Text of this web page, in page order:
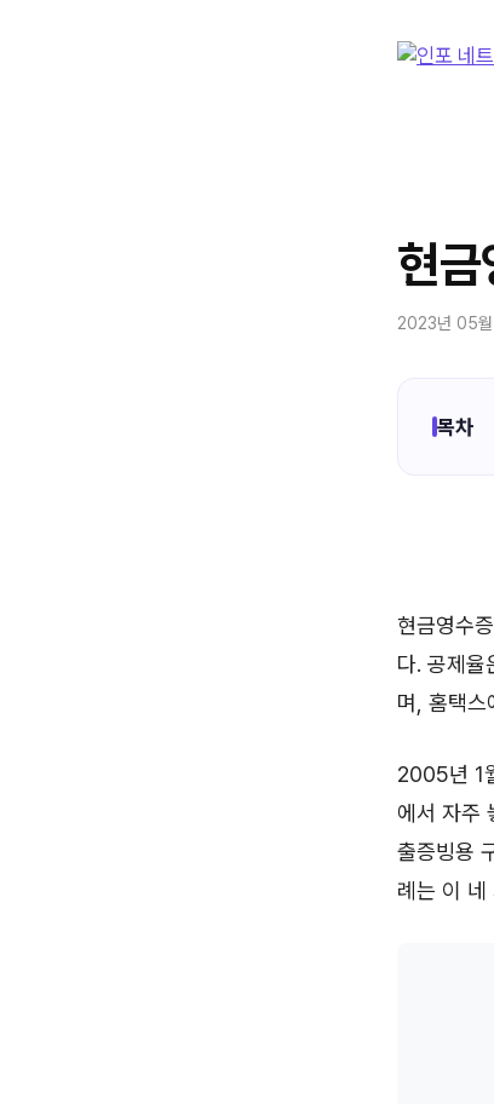
현금
2023년 05
목차
현금영수
다. 공제
며, 홈택스
2005년 1
에서 자주
출증빙용
례는 이 네